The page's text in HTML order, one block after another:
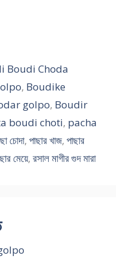
Boudi Choda
, Boudike
golpo, Boudir
boudi choti, pacha
চোদা, পাছার খাজ, পাছার
মেয়ে, রসাল মাগীর গুদ মারা